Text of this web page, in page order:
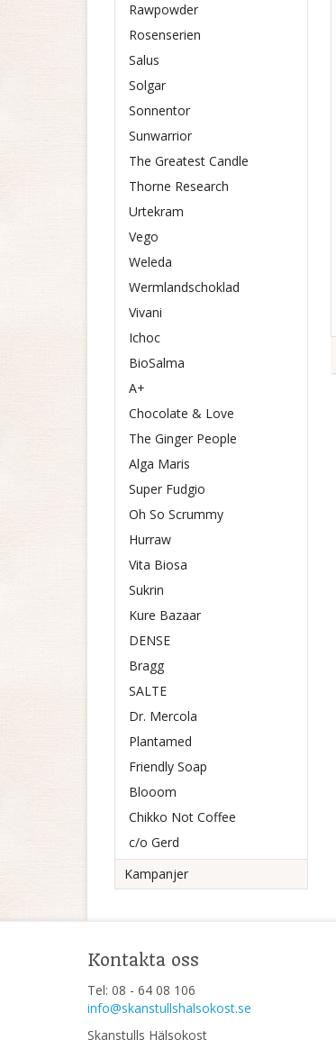
Rawpowder
Rosenserien
Salus
Solgar
Sonnentor
Sunwarrior
The Greatest Candle
Thorne Research
Urtekram
Vego
Weleda
Wermlandschoklad
Vivani
Ichoc
BioSalma
A+
Chocolate & Love
The Ginger People
Alga Maris
Super Fudgio
Oh So Scrummy
Hurraw
Vita Biosa
Sukrin
Kure Bazaar
DENSE
Bragg
SALTE
Dr. Mercola
Plantamed
Friendly Soap
Blooom
Chikko Not Coffee
c/o Gerd
Kampanjer
Kontakta oss
Tel: 08 - 64 08 106
info@skanstullshalsokost.se
Skanstulls Hälsokost